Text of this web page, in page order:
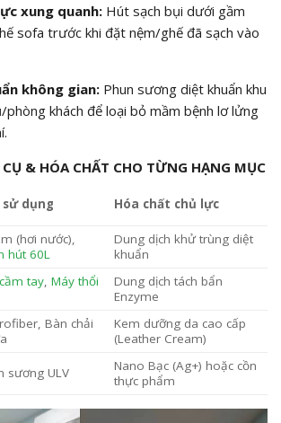
xung quanh:Hút sạch bụi dưới gầm
sofa trước khi đặt nệm/ghế đã sạch vào
không gian:Phun sương diệt khuẩn khu
khách để loại bỏ mầm bệnh lơ lửng
& HÓA CHẤT CHO TỪNG HẠNG MỤC
sử dụng Hóa chất chủ lực
(hơi nước),
hút 60L
Dung dịch khử trùng diệt
khuẩn
tay, Máy thổi
Dung dịch tách bẩn
Enzyme
Bàn chải
Kem dưỡng da cao cấp
(Leather Cream)
sương ULV
Nano Bạc (Ag+) hoặc cồn
thực phẩm